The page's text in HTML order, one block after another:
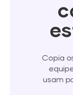
Copia
usam